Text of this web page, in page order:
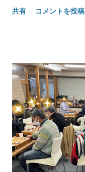
共有 コメントを投稿